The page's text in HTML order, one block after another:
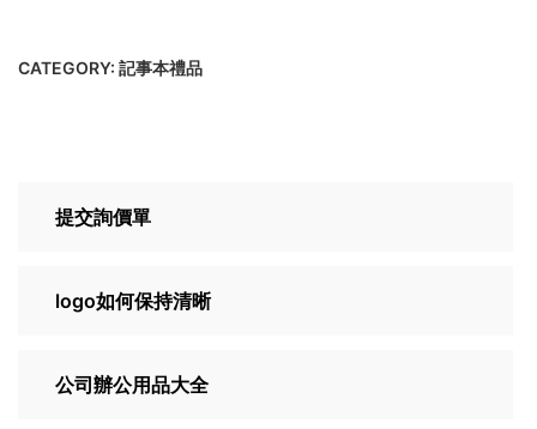
CATEGORY: 記事本禮品
提交詢價單
logo如何保持清晰
公司辦公用品大全